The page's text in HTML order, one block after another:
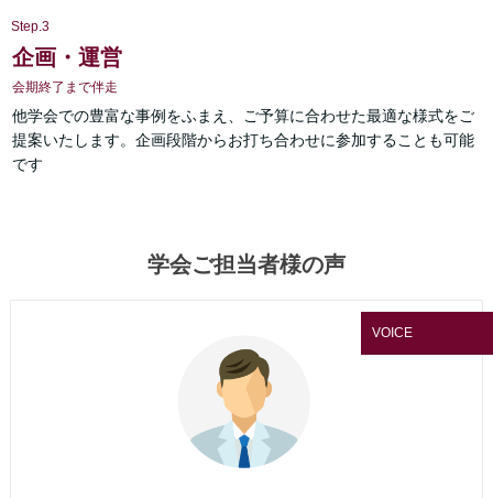
Step.3
企画・運営
会期終了まで伴走
他学会での豊富な事例をふまえ、ご予算に合わせた最適な様式をご
提案いたします。企画段階からお打ち合わせに参加することも可能
です
学会ご担当者様の声
VOICE